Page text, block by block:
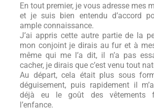
En tout premier, je vous adresse mes
et je suis bien entendu d’accord
ample connaissance.
J’ai appris cette autre partie de la
mon conjoint je dirais au fur et à
même qui me l’a dit, il n’a pas
cacher, je dirais que c’est venu tout
Au départ, cela était plus sous
déguisement, puis rapidement il
déjà eu le goût des vêtements
l’enfance.